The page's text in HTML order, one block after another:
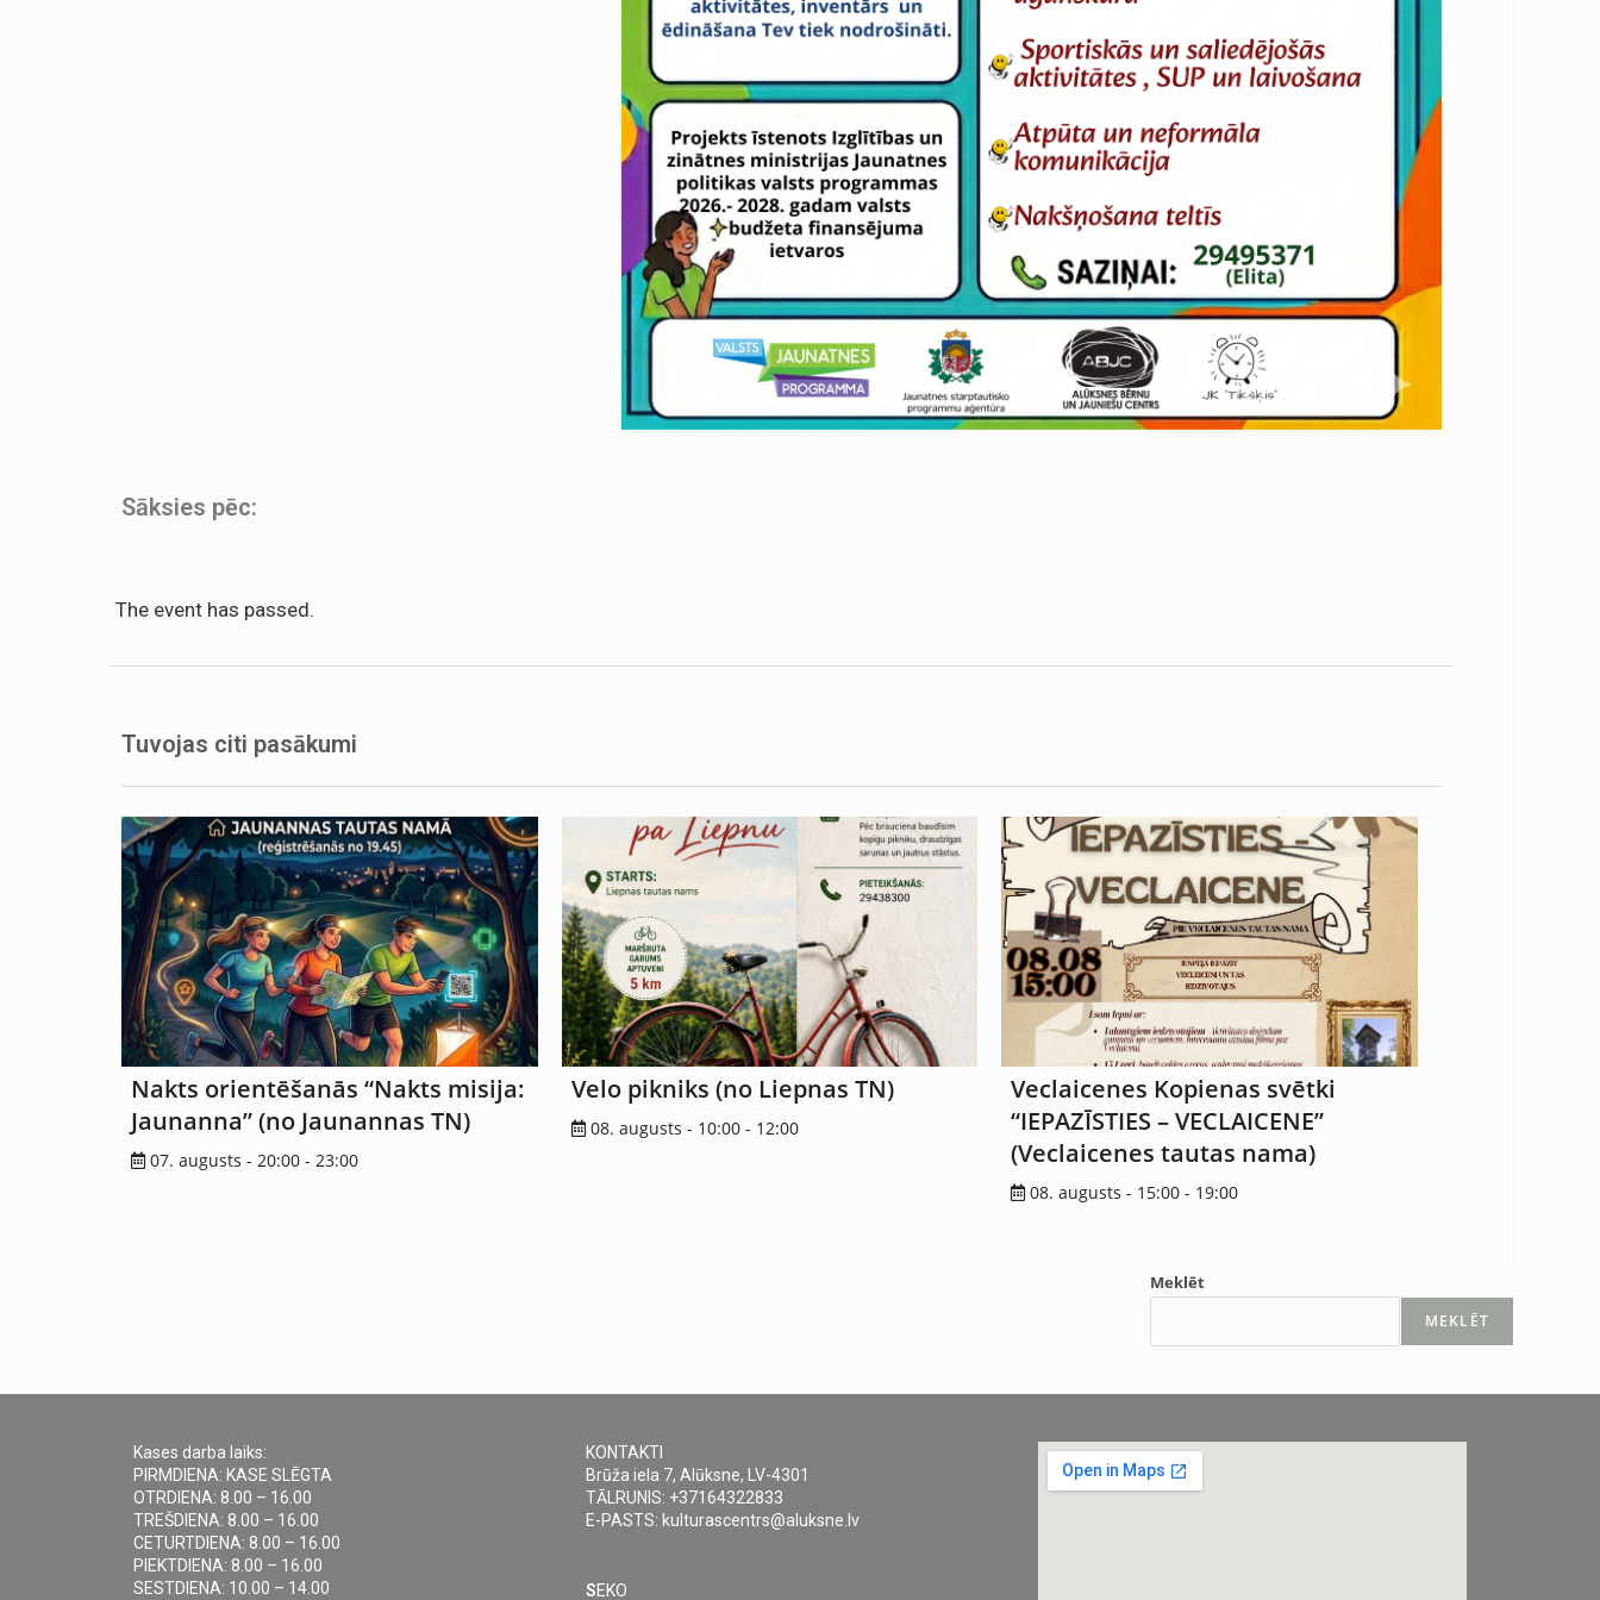
Sāksies pēc:
The event has passed.
Tuvojas citi pasākumi
Nakts orientēšanās “Nakts misija:
Jaunanna” (no Jaunannas TN)
07. augusts - 20:00 - 23:00
Velo pikniks (no Liepnas TN)
08. augusts - 10:00- 12:00
Veclaicenes Kopienas svētki
“IEPAZĪSTIES – VECLAICENE”
(Veclaicenes tautas nama)
08. augusts - 15:00 - 19:00
Meklēt
MEKLĒT
Kases darba laiks:
PIRMDIENA: KASE SLĒGTA
OTRDIENA: 8.00 – 16.00
TREŠDIENA: 8.00 – 16.00
CETURTDIENA: 8.00 – 16.00
PIEKTDIENA: 8.00 – 16.00
SESTDIENA: 10.00 – 14.00
KONTAKTI
Brūža iela 7, Alūksne, LV-4301
TĀLRUNIS: +37164322833
E-PASTS: kulturascentrs@aluksne.lv
SEKO